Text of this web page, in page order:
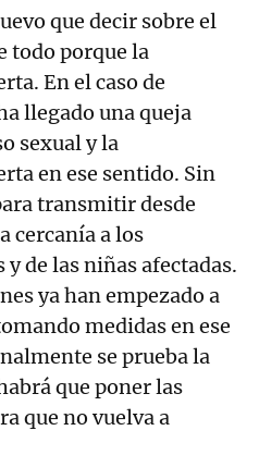
que decir sobre el
todo porque la
En el caso de
llegado una queja
sexual y la
en ese sentido. Sin
transmitir desde
cercanía a los
de las niñas afectadas.
ya han empezado a
medidas en ese
se prueba la
que poner las
que no vuelva a